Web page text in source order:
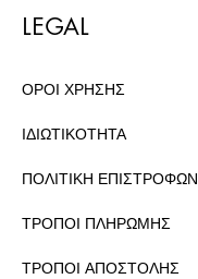
LEGAL
ΟΡΟΙ ΧΡΗΣΗΣ
ΙΔΙΩΤΙΚΟΤΗΤΑ
ΠΟΛΙΤΙΚΗ ΕΠΙΣΤΡΟΦΩΝ
ΤΡΟΠΟΙ ΠΛΗΡΩΜΗΣ
ΤΡΟΠΟΙ ΑΠΟΣΤΟΛΗΣ